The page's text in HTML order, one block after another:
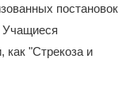
постановок
Учащиеся
как "Стрекоза и